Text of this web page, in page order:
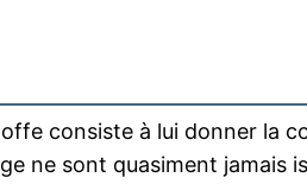
consiste à lui donner la
ne sont quasiment jamais